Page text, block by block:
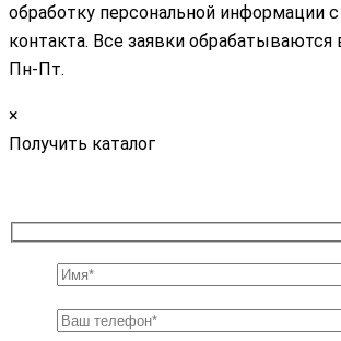
обработку персональной информации
контакта. Все заявки обрабатываются
Пн-Пт.
×
Получить каталог